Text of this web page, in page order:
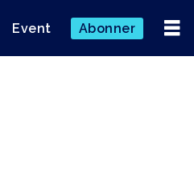
Event Abonner